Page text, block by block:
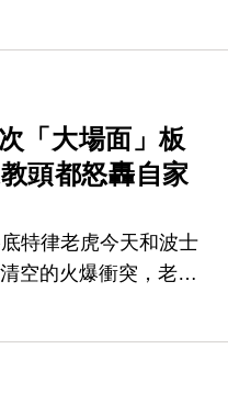
「大場面」板
頭都怒轟自家
特律老虎今天和波士
空的火爆衝突，老虎